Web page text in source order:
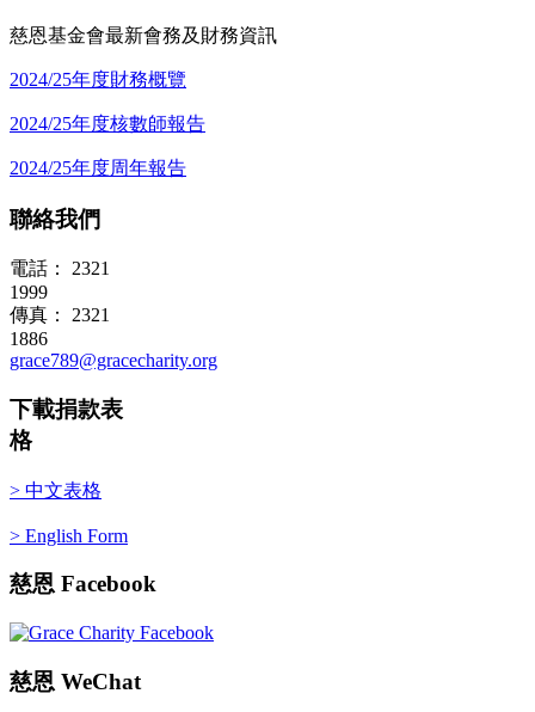
慈恩基金會最新會務及財務資訊
2024/25年度財務概覽
2024/25年度核數師報告
2024/25年度周年報告
聯絡我們
電話： 2321
1999
傳真： 2321
1886
grace789@gracecharity.org
下載捐款表
格
> 中文表格
> English Form
慈恩 Facebook
慈恩 WeChat